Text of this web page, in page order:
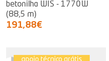
betonilha WIS - 1770W
(88,5 m)
191,88€
apoio técnico grátis